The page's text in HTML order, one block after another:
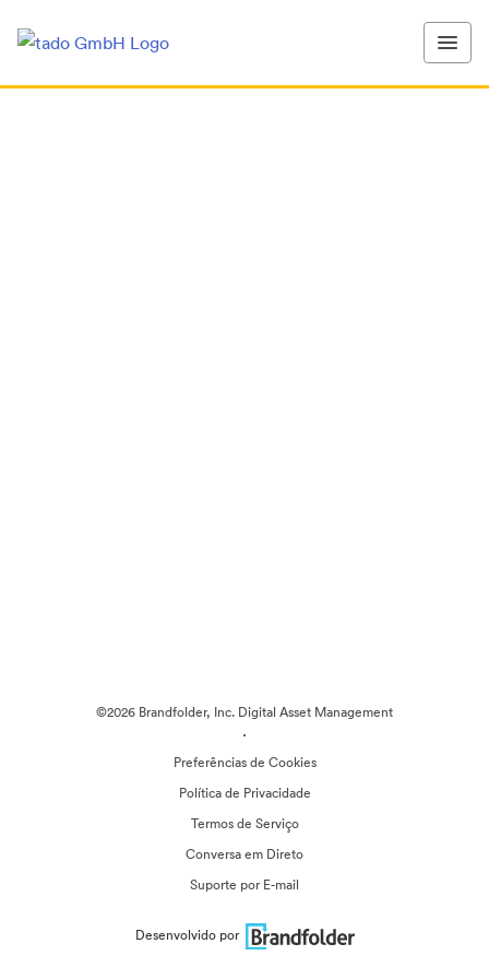
©2026 Brandfolder, Inc. Digital Asset Management
·
Preferências de Cookies
Política de Privacidade
Termos de Serviço
Conversa em Direto
Suporte por E-mail
Desenvolvido por